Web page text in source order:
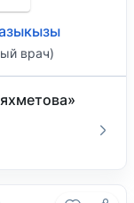
врач)